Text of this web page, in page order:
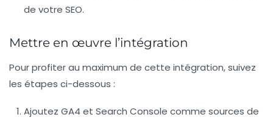
de votre SEO.
Mettre en œuvre l’intégration
Pour profiter au maximum de cette intégration, suivez
les étapes ci-dessous :
Ajoutez GA4 et Search Console comme sources de